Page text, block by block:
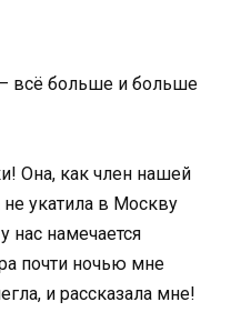
всё больше и больше
Она, как член нашей
укатила в Москву
нас намечается
почти ночью мне
и рассказала мне!